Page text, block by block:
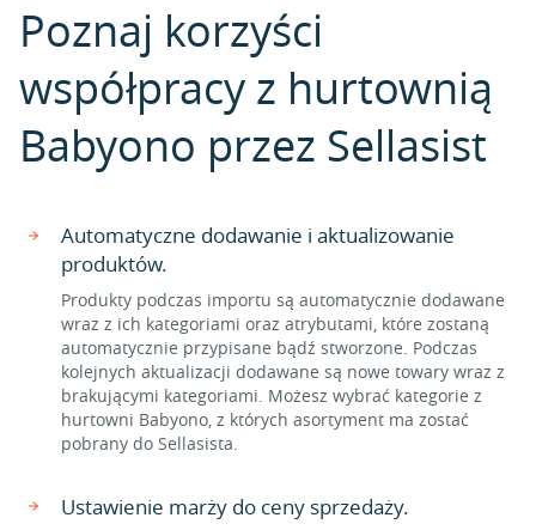
Poznaj korzyści
współpracy z hurtownią
Babyono przez Sellasist
Automatyczne dodawanie i aktualizowanie
produktów.
Produkty podczas importu są automatycznie dodawane
wraz z ich kategoriami oraz atrybutami, które zostaną
automatycznie przypisane bądź stworzone. Podczas
kolejnych aktualizacji dodawane są nowe towary wraz z
brakującymi kategoriami. Możesz wybrać kategorie z
hurtowni Babyono, z których asortyment ma zostać
pobrany do Sellasista.
Ustawienie marży do ceny sprzedaży.